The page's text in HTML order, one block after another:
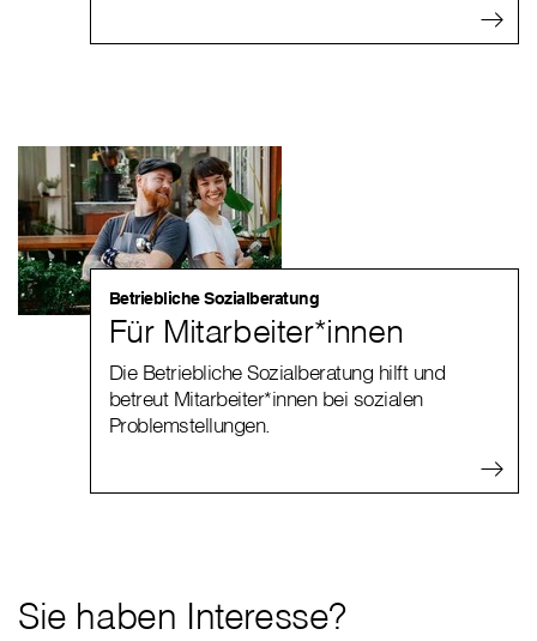
Betriebliche Sozialberatung
Für Mitarbeiter*innen
Die Betriebliche Sozialberatung hilft und
betreut Mitarbeiter*innen bei sozialen
Problemstellungen.
Sie haben Interesse?